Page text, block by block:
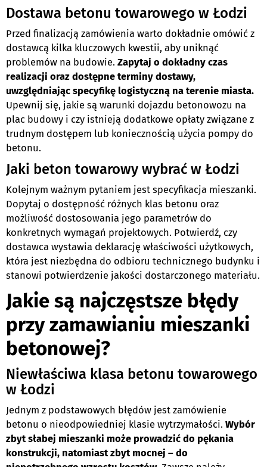
Dostawa betonu towarowego w Łodzi
Przed finalizacją zamówienia warto dokładnie omówić z
dostawcą kilka kluczowych kwestii, aby uniknąć
problemów na budowie. Zapytaj o dokładny czas
realizacji oraz dostępne terminy dostawy,
uwzględniając specyfikę logistyczną na terenie miasta.
Upewnij się, jakie są warunki dojazdu betonowozu na
plac budowy i czy istnieją dodatkowe opłaty związane z
trudnym dostępem lub koniecznością użycia pompy do
betonu.
Jaki beton towarowy wybrać w Łodzi
Kolejnym ważnym pytaniem jest specyfikacja mieszanki.
Dopytaj o dostępność różnych klas betonu oraz
możliwość dostosowania jego parametrów do
konkretnych wymagań projektowych. Potwierdź, czy
dostawca wystawia deklarację właściwości użytkowych,
która jest niezbędna do odbioru technicznego budynku i
stanowi potwierdzenie jakości dostarczonego materiału.
Jakie są najczęstsze błędy
przy zamawianiu mieszanki
betonowej?
Niewłaściwa klasa betonu towarowego
w Łodzi
Jednym z podstawowych błędów jest zamówienie
betonu o nieodpowiedniej klasie wytrzymałości. Wybór
zbyt słabej mieszanki może prowadzić do pękania
konstrukcji, natomiast zbyt mocnej – do